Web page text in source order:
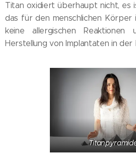
Titan oxidiert überhaupt nicht, es
das für den menschlichen
keine allergischen
Herstellung von Implantaten in